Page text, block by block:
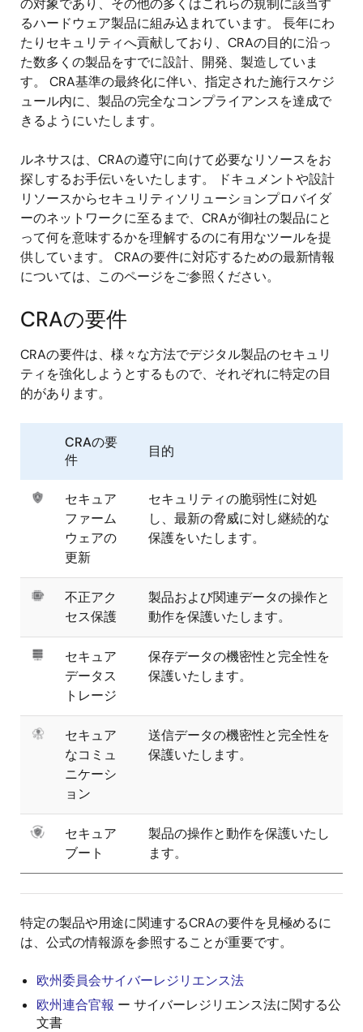
の対象であり、その他の多くはこれらの規制に該当す
るハードウェア製品に組み込まれています。 長年にわ
たりセキュリティへ貢献しており、CRAの目的に沿っ
た数多くの製品をすでに設計、開発、製造していま
す。 CRA基準の最終化に伴い、指定された施行スケジ
ュール内に、製品の完全なコンプライアンスを達成で
きるようにいたします。
ルネサスは、CRAの遵守に向けて必要なリソースをお
探しするお手伝いをいたします。 ドキュメントや設計
リソースからセキュリティソリューションプロバイダ
ーのネットワークに至るまで、CRAが御社の製品にと
って何を意味するかを理解するのに有用なツールを提
供しています。 CRAの要件に対応するための最新情報
については、このページをご参照ください。
CRAの要件
CRAの要件は、様々な方法でデジタル製品のセキュリ
ティを強化しようとするもので、それぞれに特定の目
的があります。
CRAの要
件
目的
画
セキュア
ファーム
ウェアの
更新
セキュリティの脆弱性に対処
し、最新の脅威に対し継続的な
保護をいたします。
画
不正アク
セス保護
製品および関連データの操作と
動作を保護いたします。
画
セキュア
データス
トレージ
保存データの機密性と完全性を
保護いたします。
画
セキュア
なコミュ
ニケーシ
ョン
送信データの機密性と完全性を
保護いたします。
画
セキュア
ブート
製品の操作と動作を保護いたし
ます。
特定の製品や用途に関連するCRAの要件を見極めるに
は、公式の情報源を参照することが重要です。
欧州委員会サイバーレジリエンス法
欧州連合官報 ー サイバーレジリエンス法に関する公
文書